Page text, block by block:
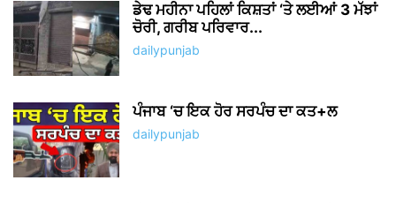
ਡੇਢ ਮਹੀਨਾ ਪਹਿਲਾਂ ਕਿਸ਼ਤਾਂ ‘ਤੇ ਲਈਆਂ 3 ਮੱਝਾਂ
ਚੋਰੀ, ਗਰੀਬ ਪਰਿਵਾਰ...
dailypunjab
ਪੰਜਾਬ ‘ਚ ਇਕ ਹੋਰ ਸਰਪੰਚ ਦਾ ਕਤ+ਲ
dailypunjab